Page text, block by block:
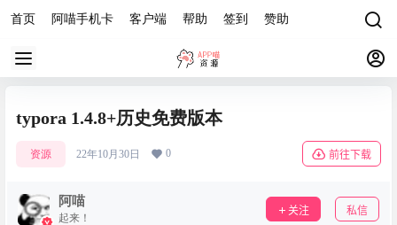
首页 阿喵手机卡 客户端 帮助 签到 赞助
typora 1.4.8+历史免费版本
资源 22年10月30日 0 前往下载
阿喵
起来！
关注 私信